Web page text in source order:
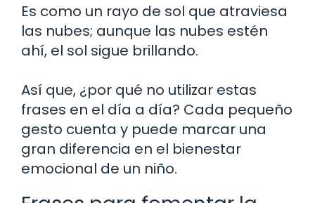
Es como un rayo de sol que atraviesa
las nubes; aunque las nubes estén
ahí, el sol sigue brillando.
Así que, ¿por qué no utilizar estas
frases en el día a día? Cada pequeño
gesto cuenta y puede marcar una
gran diferencia en el bienestar
emocional de un niño.